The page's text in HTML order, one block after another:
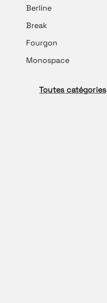
Berline
Break
Fourgon
Monospace
Toutes catégories